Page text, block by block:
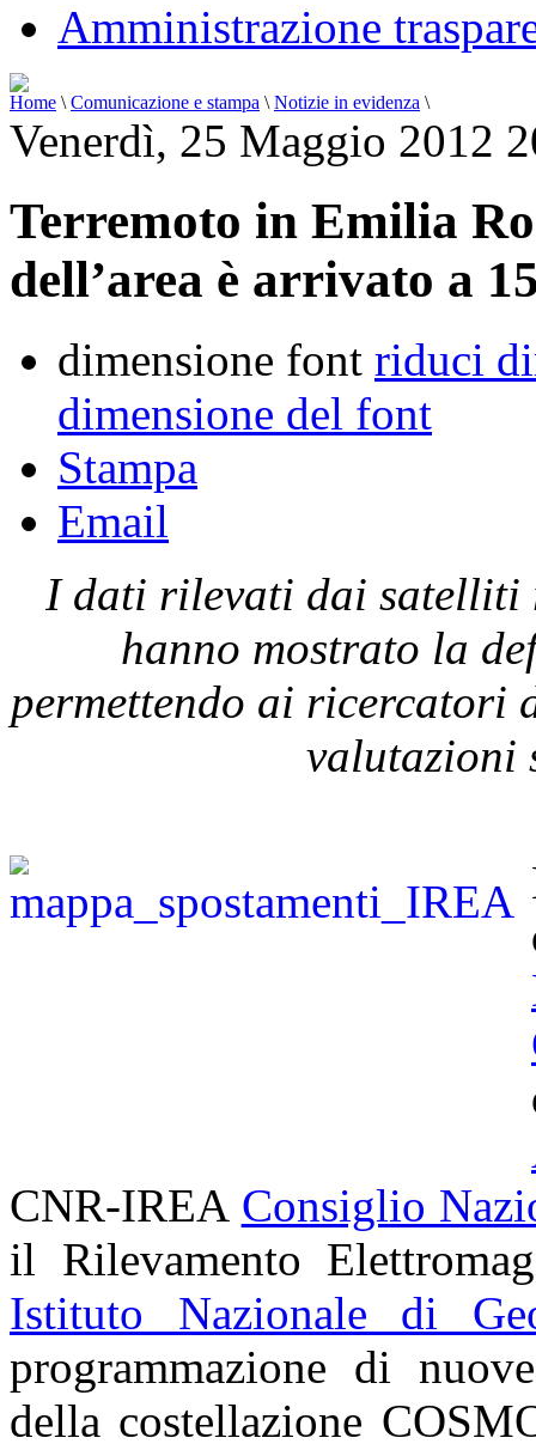
Amministrazione
Home \ Comunicazione e stampa \ Notizie in evidenza \
Venerdì, 25 Maggio 2012
Terremoto in Emilia
dell’area è arrivato a
dimensione font riduci
dimensione del font
Stampa
Email
I dati rilevati dai satelliti
hanno mostrato la
permettendo ai ricercatori
valutazioni
CNR-IREA Consiglio
il Rilevamento
Istituto Nazionale di
programmazione di
della costellazione